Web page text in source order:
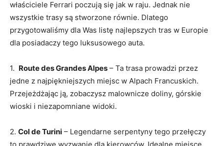
właściciele Ferrari poczują się jak w raju. Jednak nie
wszystkie trasy ​są​ stworzone równie. Dlatego
przygotowaliśmy ⁤dla Was‍ listę najlepszych tras w Europie​
dla ​posiadaczy‌ tego luksusowego auta.
1. ⁣ Route des Grandes Alpes – Ta trasa prowadzi przez
jedne⁣ z najpiękniejszych​ miejsc w⁤ Alpach ​Francuskich.
Przejeżdżając ją, zobaczysz malownicze ⁢doliny, górskie
wioski i niezapomniane widoki.
2. Col de Turini – Legendarne serpentyny tego przełęczy